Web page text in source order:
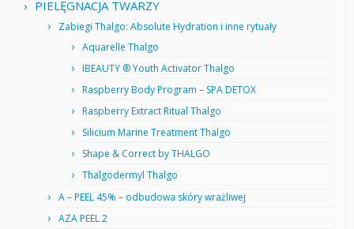
PIELĘGNACJA TWARZY
Zabiegi Thalgo: Absolute Hydration i inne rytuały
Aquarelle Thalgo
IBEAUTY ® Youth Activator Thalgo
Raspberry Body Program – SPA DETOX
Raspberry Extract Ritual Thalgo
Silicium Marine Treatment Thalgo
Shape & Correct by THALGO
Thalgodermyl Thalgo
A – PEEL 45% – odbudowa skóry wrażliwej
AZA PEEL 2